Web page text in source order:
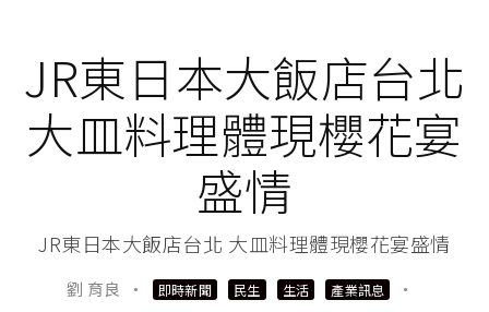
JR東日本大飯店台北
大皿料理體現櫻花宴
盛情
JR東日本大飯店台北 大皿料理體現櫻花宴盛情
劉 育良 · 即時新聞 民生 生活 產業訊息
·